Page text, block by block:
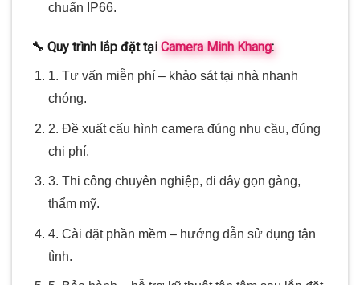
chuẩn IP66.
🔧 Quy trình lắp đặt tại Camera Minh Khang:
1. Tư vấn miễn phí – khảo sát tại nhà nhanh
chóng.
2. Đề xuất cấu hình camera đúng nhu cầu, đúng
chi phí.
3. Thi công chuyên nghiệp, đi dây gọn gàng,
thẩm mỹ.
4. Cài đặt phần mềm – hướng dẫn sử dụng tận
tình.